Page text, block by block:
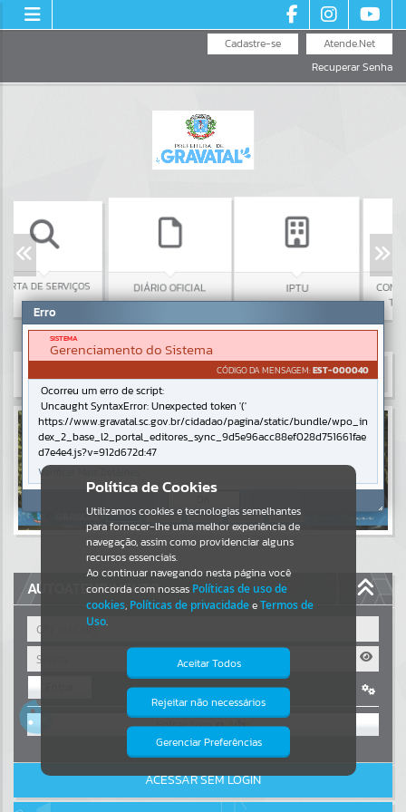
Atende.Net
Cadastre-se
Recuperar Senha
SERVIÇOS DIÁRIO OFICIAL
CONSULTA
Resultados para""
Portais
Por favor, aguarde...
NOTÍCIAS
Por favor, aguarde...
Por favor, aguarde...
Por favor, aguarde...
AUTOATENDIMENTO
OU
Cadastre-se|Recuperar Senha
ACESSAR SEM LOGIN
Política de Cookies
Utilizamos cookies e tecnologias semelhantes
para fornecer-lhe uma melhor experiência de
navegação, assim como providenciar alguns
recursos essenciais.
Ao continuar navegando nesta página você
concorda com nossas Políticas de uso de
cookies, Políticas de privacidadeeTermos de
Uso.
Aceitar Todos
Rejeitar não necessários
Gerenciar Preferências
Isto significa que diversos recursos
providenciados poderão não estar
Erro
SISTEMA
Gerenciamento do Sistema
CÓDIGO DA MENSAGEM:EST-000040
Ocorreu um erro de script:
Uncaught SyntaxError: Unexpected token '('
https://www.gravatal.sc.gov.br/cidadao/pagina/static/bundle/wpo_in
dex_2_base_l2_portal_editores_sync_9d5e96acc88ef028d751661fae
d7e4e4.js?v=912d672d:47
Verificar Mais Detalhes